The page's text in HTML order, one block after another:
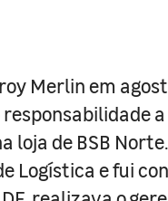
Merlin em
loja de BSB
Logística e fui